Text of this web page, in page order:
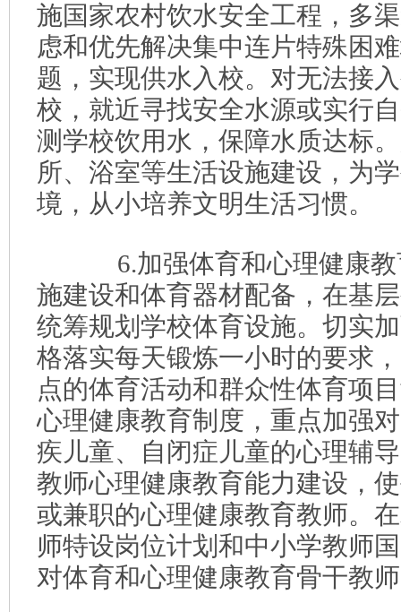
施国家农村饮水安全工程，多
虑和优先解决集中连片特殊困
题，实现供水入校。对无法接
校，就近寻找安全水源或实行
测学校饮用水，保障水质达标
所、浴室等生活设施建设，为
境，从小培养文明生活习惯。
6.加强体育和心理健康教
施建设和体育器材配备，在基
统筹规划学校体育设施。切实
格落实每天锻炼一小时的要求
点的体育活动和群众性体育项
心理健康教育制度，重点加强
疾儿童、自闭症儿童的心理辅
教师心理健康教育能力建设，
或兼职的心理健康教育教师。
师特设岗位计划和中小学教师
对体育和心理健康教育骨干教